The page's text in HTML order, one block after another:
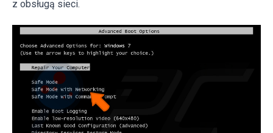
z obsługą sieci.